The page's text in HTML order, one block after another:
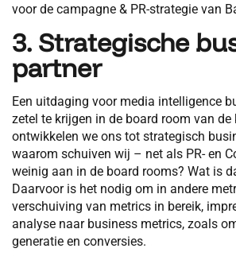
voor de campagne & PR-strategie van
3. Strategische
partner
Een uitdaging voor media intelligence
zetel te krijgen in de board room van de
ontwikkelen we ons tot strategisch
waarom schuiven wij – net als PR- en
weinig aan in de board rooms? Wat is
Daarvoor is het nodig om in andere
verschuiving van metrics in bereik,
analyse naar business metrics, zoals
generatie en conversies.